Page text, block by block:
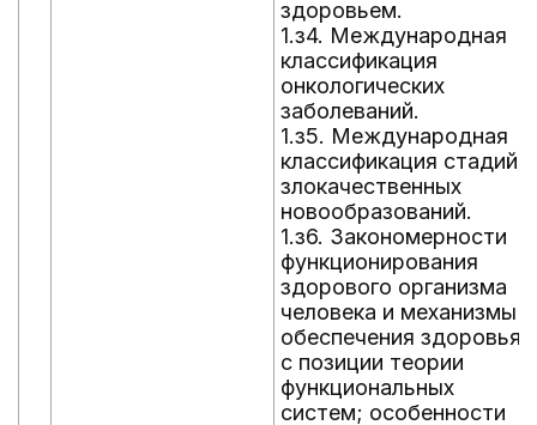
здоровьем.
1.з4. Международная
классификация
онкологических
заболеваний.
1.з5. Международная
классификация стадий
злокачественных
новообразований.
1.з6. Закономерности
функционирования
здорового организма
человека и механизмы
обеспечения здоровья
с позиции теории
функциональных
систем; особенности